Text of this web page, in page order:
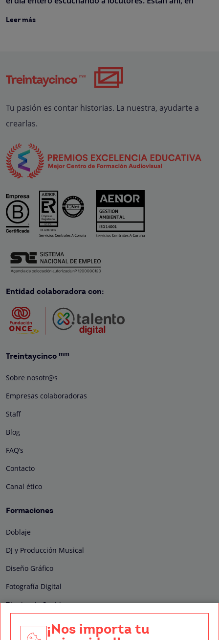
Leer más
Tu pasión es contar historias. La nuestra, ayudarte a
crearlas.
Entidad colaboradora con:
Treintaycinco mm
Sobre nosotr@s
Empresas colaboradoras
Staff
Blog
FAQ’s
Contacto
Canal ético
Formaciones
Doblaje
DJ y Producción Musical
Diseño Gráfico
Fotografía Digital
Técnico de Sonido
Edición y Postproducción de Vídeo
¡Nos importa tu